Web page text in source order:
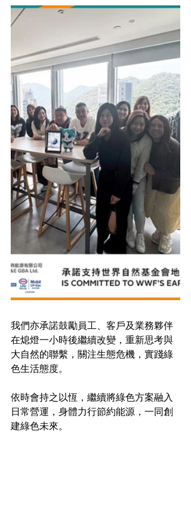
我們亦承諾鼓勵員工、客戶及業務夥伴
在熄燈一小時後繼續改變，重新思考與
大自然的聯繫，關注生態危機，實踐綠
色生活態度。
依時會持之以恆，繼續將綠色方案融入
日常營運，身體力行節約能源，一同創
建綠色未來。